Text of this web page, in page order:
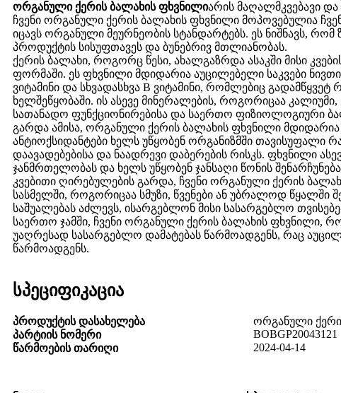
ორგანული ქერის ბალახის ფხვნილიარის მაღალმკვებავი და
ჩვენი ორგანული ქერის ბალახის ფხვნილი მოპოვებულია
იცავს ორგანული მეურნეობის სტანდარტებს. ეს ნიშნავს,
პროდუქტის სისუფთავეს და ბუნებრივ მთლიანობას.
ქერის ბალახი, როგორც წესი, ახალგაზრდა ასაკში მისი
ფორმაში. ეს ფხვნილი მდიდარია აუცილებელი საკვები
ვიტამინი და სხვადასხვა B ვიტამინი, რომლებიც
ხელშეწყობაში. ის ასევე მინერალების, როგორიცაა
სათანადო ფუნქციონირებისა და საერთო ფიზიოლოგიური
გარდა ამისა, ორგანული ქერის ბალახის ფხვნილი
ანტიოქსიდანტები ხელს უწყობენ ორგანიზმში თავისუფალი
დაავადებებისა და ნაადრევი დაბერების რისკს. ფხვნილი
ჯანმრთელობას და ხელს უწყობენ ჯანსაღი წონის
კვებითი ღირებულების გარდა, ჩვენი ორგანული ქერის
სასმელში, როგორიცაა სმუზი, წვენები ან უბრალოდ წყალში
საშუალებას აძლევს, ისარგებლონ მისი სასარგებლო
საერთო ჯამში, ჩვენი ორგანული ქერის ბალახის ფხვნილი,
უაღრესად სასარგებლო დამატებას წარმოადგენს, რაც
წარმოადგენს.
სპეციფიკაცია
პროდუქტის დასახელება ორგანული
პარტიის ნომერი
BOBGP20043121
წარმოების თარიღი
2024-04-14